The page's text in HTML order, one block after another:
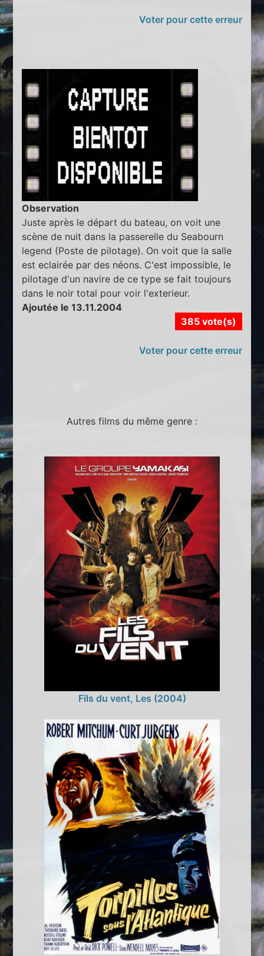
Voter pour cette erreur
Observation
Juste après le départ du bateau, on voit une
scène de nuit dans la passerelle du Seabourn
legend (Poste de pilotage). On voit que la salle
est eclairée par des néons. C'est impossible, le
pilotage d'un navire de ce type se fait toujours
dans le noir total pour voir l'exterieur.
Ajoutée le 13.11.2004
385 vote(s)
Voter pour cette erreur
Autres films du même genre :
Fils du vent, Les (2004)